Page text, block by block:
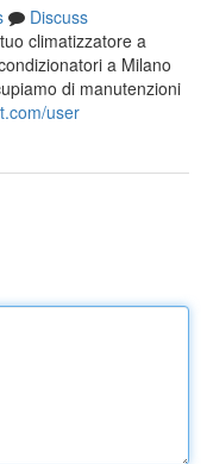
Discuss
climatizzatore a
a Milano
di manutenzioni
user